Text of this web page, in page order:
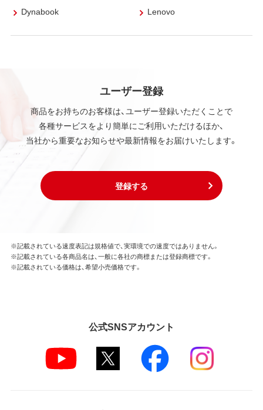
Dynabook Lenovo
ユーザー登録
商品をお持ちのお客様は、ユーザー登録いただくことで
各種サービスをより簡単にご利用いただけるほか、
当社から重要なお知らせや最新情報をお届けいたします。
登録する
※記載されている速度表記は規格値で、実環境での速度ではありません。
※記載されている各商品名は、一般に各社の商標または登録商標です。
※記載されている価格は、希望小売価格です。
公式SNSアカウント